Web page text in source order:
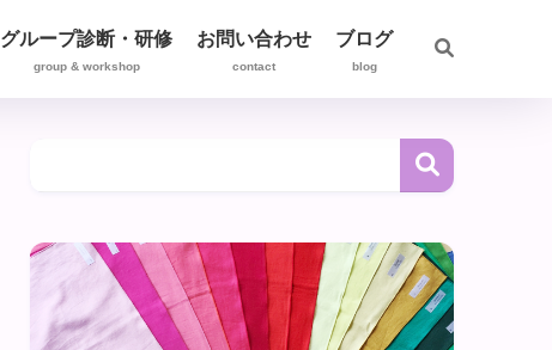
グループ診断・研修
group & workshop
お問い合わせ
contact
ブログ
blog